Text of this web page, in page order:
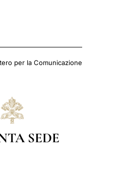
per la Comunicazione
SEDE